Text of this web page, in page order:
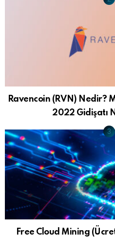
Ravencoin (RVN) Nedir?
2022 Gidişatı
Free Cloud Mining